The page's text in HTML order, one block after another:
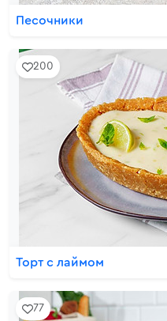
Песочники
200
Торт с лаймом
77